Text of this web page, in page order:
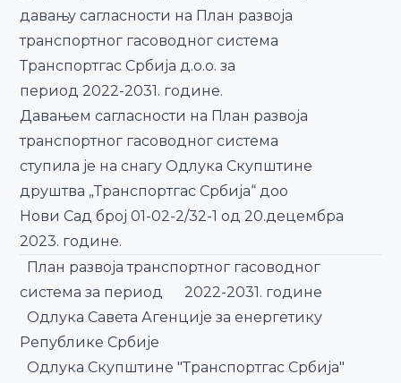
давању сагласности на План развоја
транспортног гасоводног система
Транспортгас Србија д.о.о. за
период 2022-2031. године.
Давањем сагласности на План развоја
транспортног гасоводног система
ступила је на снагу Одлука Скупштине
друштва „Транспортгас Србија“ доо
Нови Сад број 01-02-2/32-1 од 20.децембра
2023. године.
План развоја транспортног гасоводног
система за период 2022-2031. године
Одлука Савета Агенције за енергетику
Републике Србије
Одлука Скупштине "Транспортгас Србија"